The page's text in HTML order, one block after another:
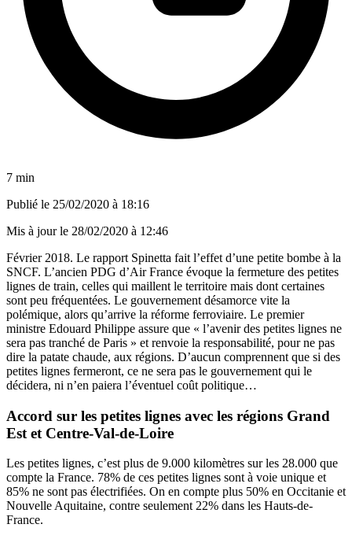
7 min
Publié le 25/02/2020 à 18:16
Mis à jour le 28/02/2020 à 12:46
Février 2018. Le rapport Spinetta fait l’effet d’une petite bombe à la
SNCF. L’ancien PDG d’Air France évoque la fermeture des petites
lignes de train, celles qui maillent le territoire mais dont certaines
sont peu fréquentées. Le gouvernement désamorce vite la
polémique, alors qu’arrive la réforme ferroviaire. Le premier
ministre Edouard Philippe assure que « l’avenir des petites lignes ne
sera pas tranché de Paris » et renvoie la responsabilité, pour ne pas
dire la patate chaude, aux régions. D’aucun comprennent que si des
petites lignes fermeront, ce ne sera pas le gouvernement qui le
décidera, ni n’en paiera l’éventuel coût politique…
Accord sur les petites lignes avec les régions Grand
Est et Centre-Val-de-Loire
Les petites lignes, c’est plus de 9.000 kilomètres sur les 28.000 que
compte la France. 78% de ces petites lignes sont à voie unique et
85% ne sont pas électrifiées. On en compte plus 50% en Occitanie et
Nouvelle Aquitaine, contre seulement 22% dans les Hauts-de-
France.